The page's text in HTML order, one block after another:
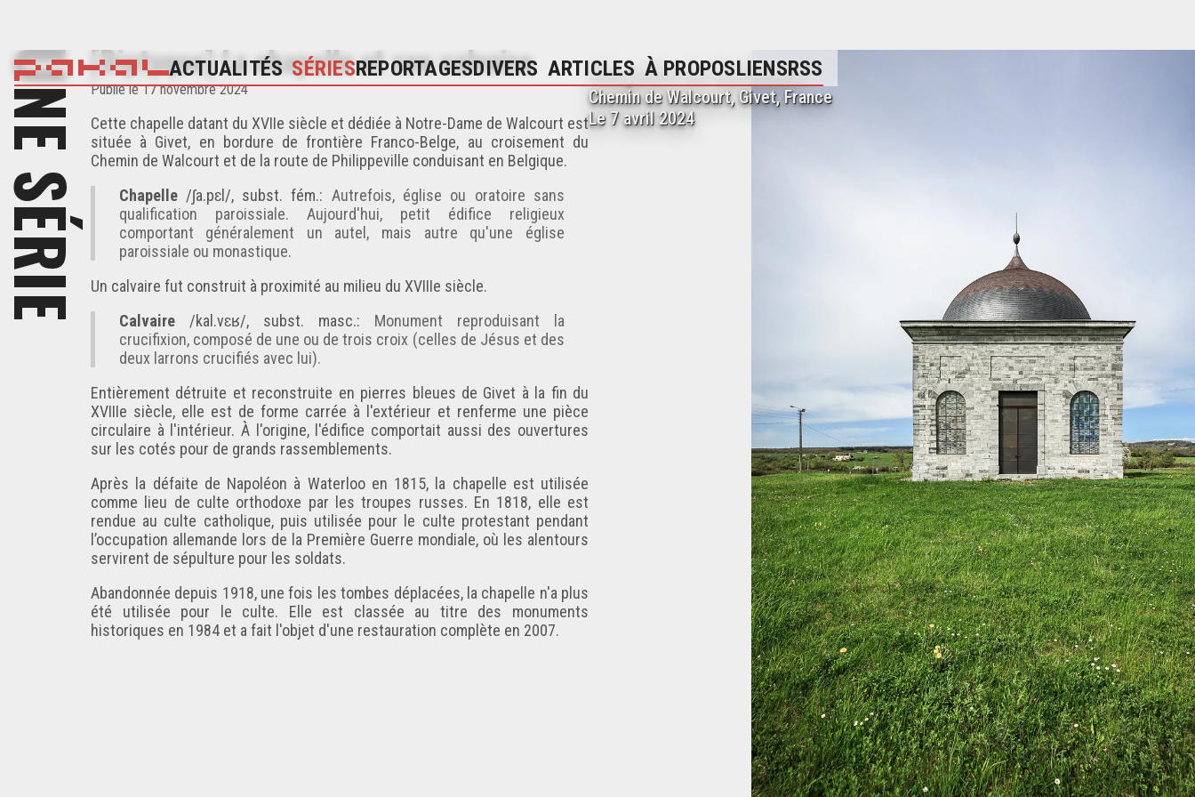
ACTUALITÉS SÉRIESREPORTAGESDIVERS ARTICLES À PROPOSLIENSRSS
[Diptyque] La chapelle et son calvaire
Publiéle 17 novembre 2024
Cette chapelle datant du XVIIe siècle et dédiée à Notre-Dame de Walcourt est
située à Givet, en bordure de frontière Franco-Belge, au croisement du
Chemin de Walcourt et de la route de Philippeville conduisant en Belgique.
Chapelle/ʃa.pɛl/, subst. fém.: Autrefois, église ou oratoire sans
qualification paroissiale. Aujourd'hui, petit édifice religieux
comportant généralement un autel, mais autre qu'une église
paroissiale ou monastique.
Un calvaire fut construit à proximité au milieu du XVIIIe siècle.
Calvaire/kal.vɛʁ/, subst. masc.: Monument reproduisant la
crucifixion, composé de une ou de trois croix (celles de Jésus et des
deux larrons crucifiés avec lui).
Entièrement détruite et reconstruite en pierres bleues de Givet à la fin du
XVIIIe siècle, elle est de forme carrée à l'extérieur et renferme une pièce
circulaire à l'intérieur. À l'origine, l'édifice comportait aussi des ouvertures
sur les cotés pour de grands rassemblements.
Après la défaite de Napoléon à Waterloo en 1815, la chapelle est utilisée
comme lieu de culte orthodoxe par les troupes russes. En 1818, elle est
rendue au culte catholique, puis utilisée pour le culte protestant pendant
l’occupation allemande lors de la Première Guerre mondiale, où les alentours
servirent de sépulture pour les soldats.
Abandonnée depuis 1918, une fois les tombes déplacées, la chapelle n'a plus
été utilisée pour le culte. Elle est classée au titre des monuments
historiques en 1984 et a fait l'objet d'une restauration complète en 2007.
Chapelle de Walcourt
Chemin de Walcourt, Givet, France
Le 7 avril 2024